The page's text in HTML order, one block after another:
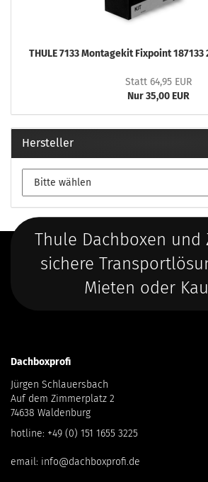
THULE 7133 Montagekit Fixpoint
Statt 64,95 EUR
Nur 35,00 EUR
Hersteller
Thule Dachboxen und
sichere
Mieten oder
Dachboxprofi
Jürgen Schlauersbach
Auf dem Zimmerplatz 2
74638 Waldenburg
hotline: +49 (0) 151 1655 3225
email: info@dachboxprofi.de